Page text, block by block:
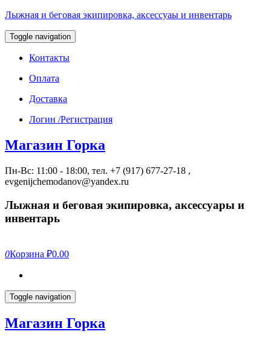
Лыжная и беговая экипировка, аксессуаы и инвентарь
Toggle navigation
Контакты
Оплата
Доставка
Логин /Регистрация
Магазин Горка
Пн-Вс: 11:00 - 18:00, тел. +7 (917) 677-27-18 ,
evgenijchemodanov@yandex.ru
Лыжная и беговая экипировка, аксессуары и
инвентарь
0Корзина ₽0.00
Toggle navigation
Магазин Горка